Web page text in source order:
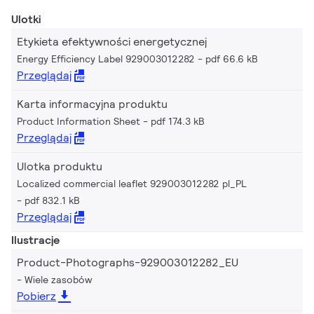
Ulotki
Etykieta efektywności energetycznej
Energy Efficiency Label 929003012282 pdf 66.6 kB
Przeglądaj
Karta informacyjna produktu
Product Information Sheet pdf 174.3 kB
Przeglądaj
Ulotka produktu
Localized commercial leaflet 929003012282 pl_PL
pdf 832.1 kB
Przeglądaj
Ilustracje
Product-Photographs-929003012282_EU
Wiele zasobów
Pobierz